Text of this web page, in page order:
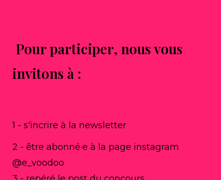
Pour participer, nous vous
invitons à :
1 - s'incrire à la newsletter
2 - être abonné·e à la page instagram
@e_voodoo